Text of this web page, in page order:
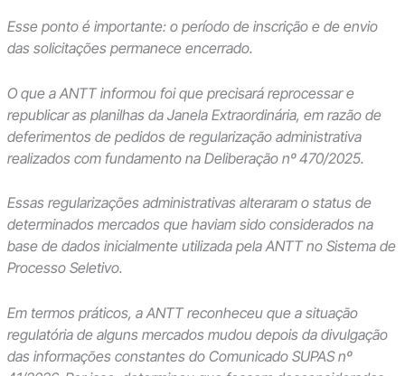
Esse ponto é importante: o período de inscrição e de envio
das solicitações permanece encerrado.
O que a ANTT informou foi que precisará reprocessar e
republicar as planilhas da Janela Extraordinária, em razão de
deferimentos de pedidos de regularização administrativa
realizados com fundamento na Deliberação nº 470/2025.
Essas regularizações administrativas alteraram o status de
determinados mercados que haviam sido considerados na
base de dados inicialmente utilizada pela ANTT no Sistema de
Processo Seletivo.
Em termos práticos, a ANTT reconheceu que a situação
regulatória de alguns mercados mudou depois da divulgação
das informações constantes do Comunicado SUPAS nº